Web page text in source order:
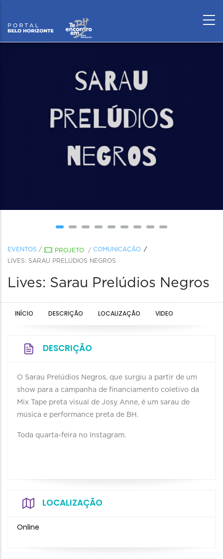
EVENTOS / PROJETO / COMUNICAÇÃO
LIVES: SARAU PRELÚDIOS NEGROS
Lives: Sarau Prelúdios Negros
INÍCIO DESCRIÇÃO LOCALIZAÇÃO VIDEO
DESCRIÇÃO
O Sarau Prelúdios Negros, que surgiu a partir de um
show para a campanha de financiamento coletivo da
Mix Tape preta visual de Josy Anne, é um sarau de
música e performance preta de BH.
Toda quarta-feira no Instagram.
LOCALIZAÇÃO
Online